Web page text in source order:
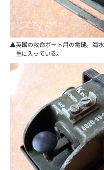
英国の救命ボート用の電鍵。海
重に入っている。